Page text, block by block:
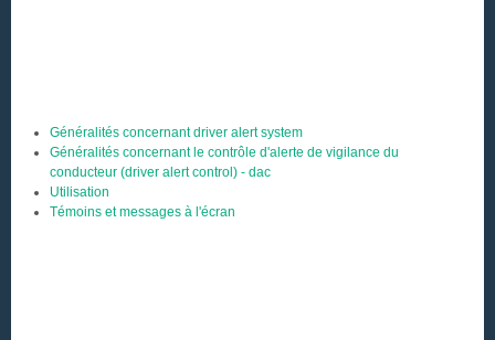
Généralités concernant driver alert system
Généralités concernant le contrôle d'alerte de vigilance du
conducteur (driver alert control) - dac
Utilisation
Témoins et messages à l'écran